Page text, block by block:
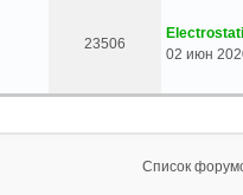
23506
02 июн
Список